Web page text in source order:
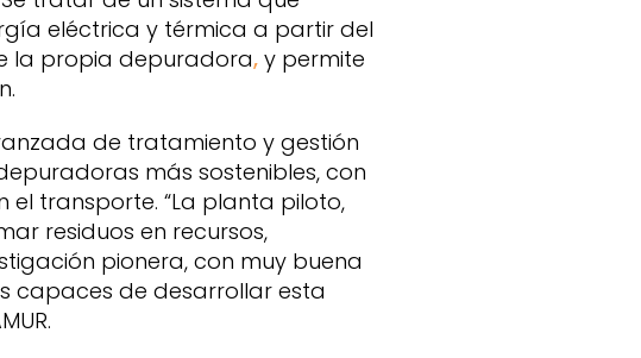
eléctrica y térmica a partir del
la propia depuradora, y permite
de tratamiento y gestión
más sostenibles, con
el transporte. “La planta piloto,
residuos en recursos,
pionera, con muy buena
capaces de desarrollar esta